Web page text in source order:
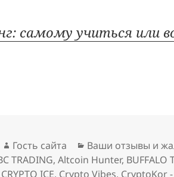
самому учиться или
Автор
Гость сайта Рубрики
Ваши отзывы и
TRADING,Altcoin Hunter, BUFFALO
CRYPTO ICE, Crypto Vibes, CryptoKor